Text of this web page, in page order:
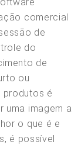
comercial
de
do
de
ou
produtos é
uma imagem a
o que é e
é possível